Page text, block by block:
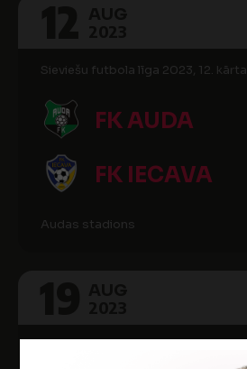
Sieviešu futbola līga 2023, 12. kārta
FK AUDA
FK IECAVA
Audas stadions